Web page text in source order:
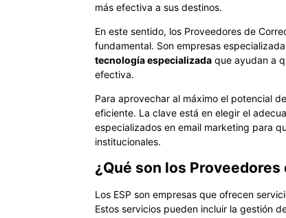
más efectiva a sus destinos.
En este sentido, los Proveedores de
fundamental. Son empresas
tecnología especializada que ayudan a
efectiva.
Para aprovechar al máximo el potencial
eficiente. La clave está en elegir el
especializados en email marketing para
institucionales.
¿Qué son los
Los ESP son empresas que ofrecen
Estos servicios pueden incluir la gestión